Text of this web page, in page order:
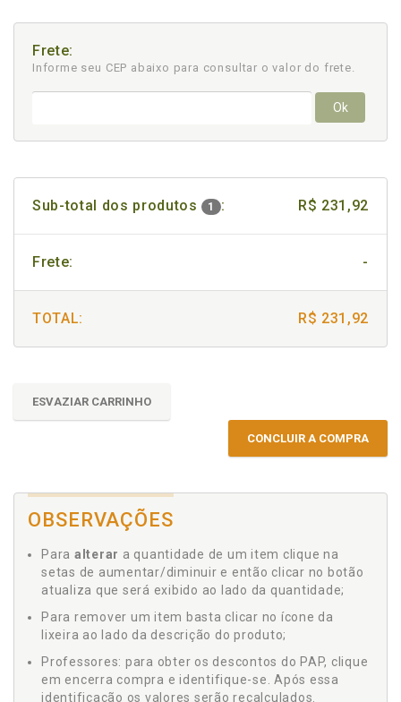
Frete:
Informe seu CEP abaixo para consultar o valor do frete.
Ok
Sub-total dos produtos 1 : R$ 231,92
Frete: -
TOTAL: R$ 231,92
ESVAZIAR CARRINHO
CONCLUIR A COMPRA
OBSERVAÇÕES
Para alterar a quantidade de um item clique na
setas de aumentar/diminuir e então clicar no botão
atualiza que será exibido ao lado da quantidade;
Para remover um item basta clicar no ícone da
lixeira ao lado da descrição do produto;
Professores: para obter os descontos do PAP, clique
em encerra compra e identifique-se. Após essa
identificação os valores serão recalculados.